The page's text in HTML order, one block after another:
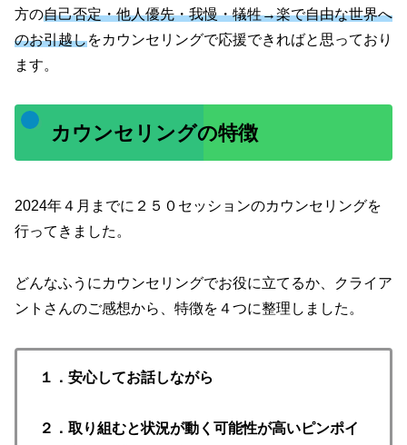
方の自己否定・他人優先・我慢・犠牲→楽で自由な世界へ
のお引越しをカウンセリングで応援できればと思っており
ます。
カウンセリングの特徴
2024年４月までに２５０セッションのカウンセリングを
行ってきました。
どんなふうにカウンセリングでお役に立てるか、クライア
ントさんのご感想から、特徴を４つに整理しました。
１．安心してお話しながら
２．取り組むと状況が動く可能性が高いピンポイ